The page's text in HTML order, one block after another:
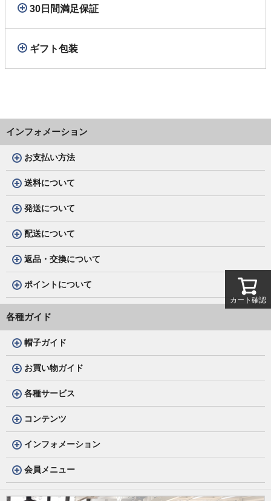
30日間満足保証
ギフト包装
インフォメーション
お支払い方法
送料について
発送について
配送について
返品・交換について
ポイントについて
各種ガイド
帽子ガイド
お買い物ガイド
各種サービス
コンテンツ
インフォメーション
会員メニュー
カート確認